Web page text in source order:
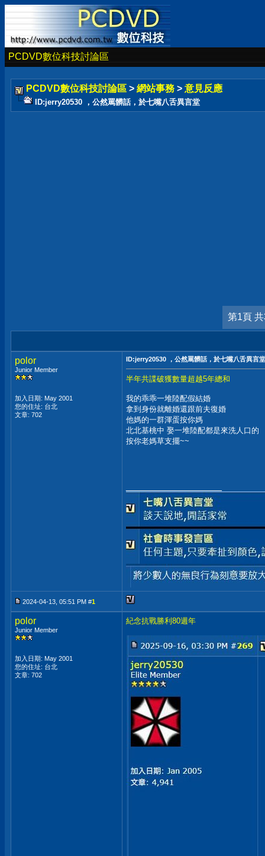
PCDVD數位科技討論區
PCDVD數位科技討論區 > 網站事務 > 意見反應
ID:jerry20530 ，公然罵髒話，於七嘴八舌異言堂
第1頁
polor
Junior Member
加入日期: May 2001
您的住址: 台北
文章: 702
ID:jerry20530 ，公然罵髒話，於七嘴八舌異言堂
半年共諜破獲數量超越5年總和
我的乖乖一堆陸配假結婚
拿到身份就離婚還跟前夫復婚
他媽的一群渾蛋按你媽
北北基桃中 娶一堆陸配都是來洗人口的
按你老媽草支擺~~
2024-04-13, 05:51 PM #1
polor
Junior Member
加入日期: May 2001
您的住址: 台北
文章: 702
紀念抗戰勝利80週年